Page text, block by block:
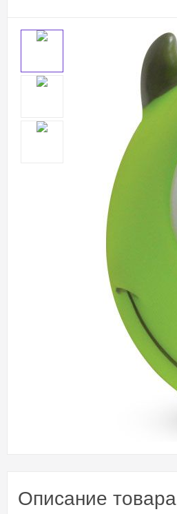
Описание товара